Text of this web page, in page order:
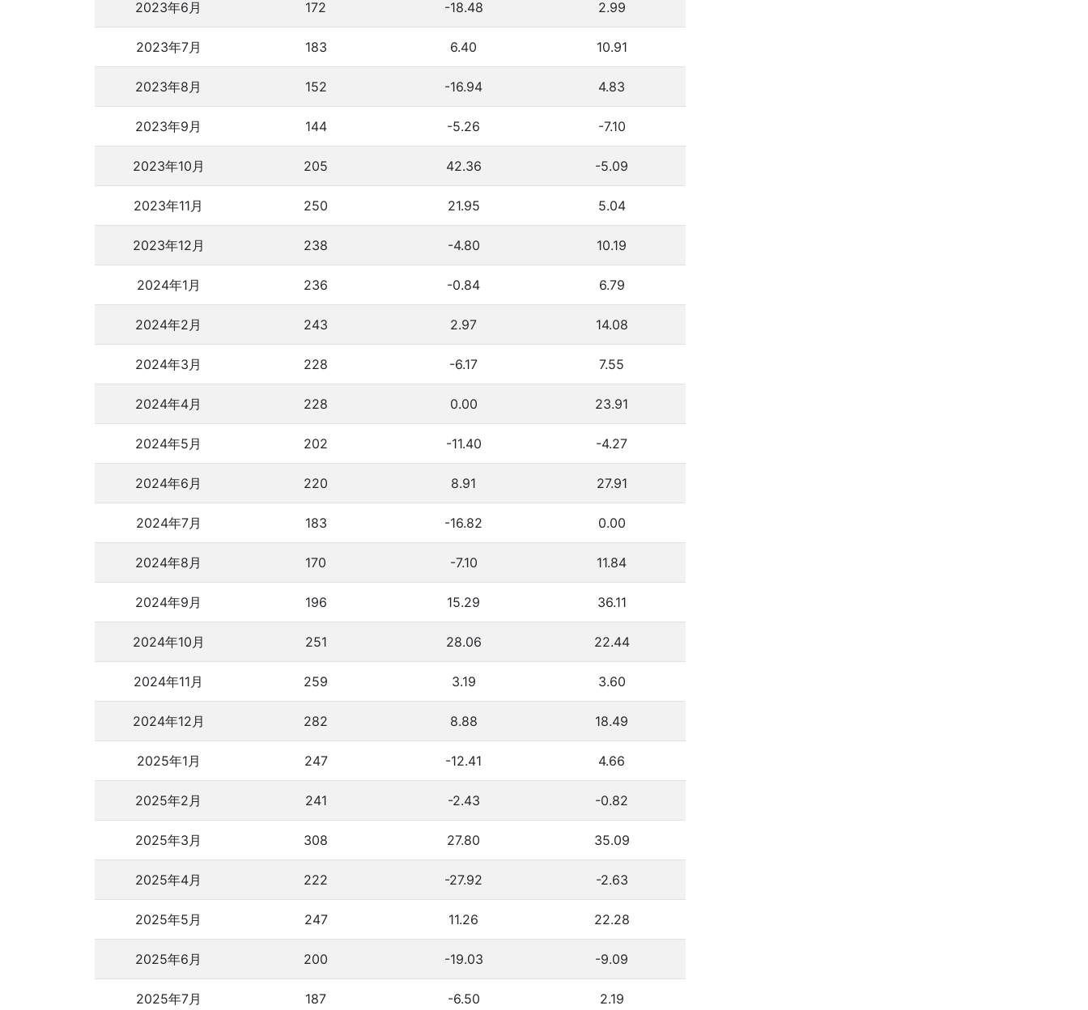
2023年6月 172 -18.48 2.99
2023年7月 183 6.40 10.91
2023年8月 152 -16.94 4.83
2023年9月 144 -5.26 -7.10
2023年10月 205 42.36 -5.09
2023年11月 250 21.95 5.04
2023年12月 238 -4.80 10.19
2024年1月 236 -0.84 6.79
2024年2月 243 2.97 14.08
2024年3月 228 -6.17 7.55
2024年4月 228 0.00 23.91
2024年5月 202 -11.40 -4.27
2024年6月 220 8.91 27.91
2024年7月 183 -16.82 0.00
2024年8月 170 -7.10 11.84
2024年9月 196 15.29 36.11
2024年10月 251 28.06 22.44
2024年11月 259 3.19 3.60
2024年12月 282 8.88 18.49
2025年1月 247 -12.41 4.66
2025年2月 241 -2.43 -0.82
2025年3月 308 27.80 35.09
2025年4月 222 -27.92 -2.63
2025年5月 247 11.26 22.28
2025年6月 200 -19.03 -9.09
2025年7月 187 -6.50 2.19